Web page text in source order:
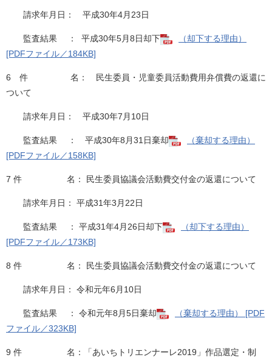
請求年月日： 平成30年4月23日
監査結果 ： 平成30年5月8日却下
（却下する理由）
[PDFファイル／184KB]
6 件 名： 民生委員・児童委員活動費用弁償費の返還に
ついて
請求年月日： 平成30年7月10日
監査結果 ： 平成30年8月31日棄却
（棄却する理由）
[PDFファイル／158KB]
7 件 名： 民生委員協議会活動費交付金の返還について
請求年月日： 平成31年3月22日
監査結果 ： 平成31年4月26日却下
（却下する理由）
[PDFファイル／173KB]
8 件 名： 民生委員協議会活動費交付金の返還について
請求年月日： 令和元年6月10日
監査結果 ： 令和元年8月5日棄却
（棄却する理由） [PDF
ファイル／323KB]
9 件 名：「あいちトリエンナーレ2019」作品選定・制